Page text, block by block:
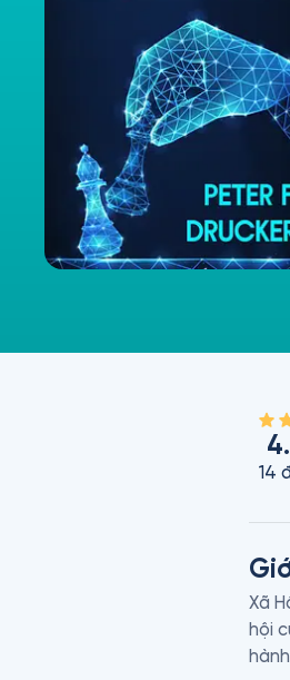
14
Xã
hội